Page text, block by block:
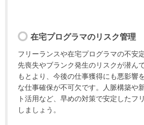
在宅プログラマのリスク管理
フリーランスや在宅プログラマの不安
先喪失やブランク発生のリスクが潜ん
もとより、今後の仕事獲得にも悪影響
な仕事確保が不可欠です。人脈構築や
ト活用など、早めの対策で安定したフ
しましょう。